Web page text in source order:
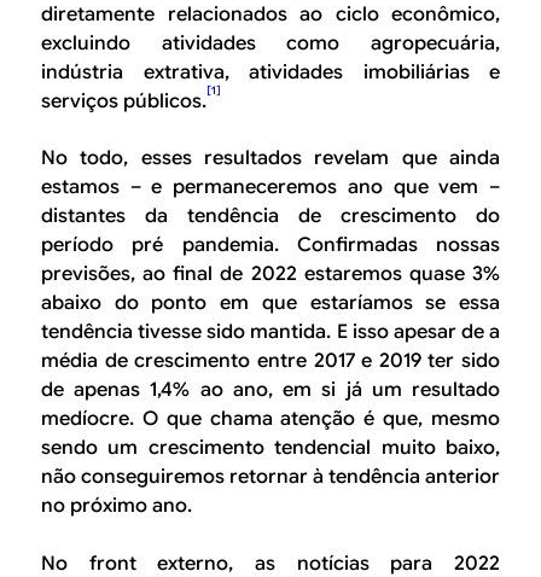
diretamente relacionados ao ciclo econômico,
excluindo atividades como agropecuária,
indústria extrativa, atividades imobiliárias e
serviços públicos.[1]
No todo, esses resultados revelam que ainda
estamos – e permaneceremos ano que vem –
distantes da tendência de crescimento do
período pré pandemia. Confirmadas nossas
previsões, ao final de 2022 estaremos quase 3%
abaixo do ponto em que estaríamos se essa
tendência tivesse sido mantida. E isso apesar de a
média de crescimento entre 2017 e 2019 ter sido
de apenas 1,4% ao ano, em si já um resultado
medíocre. O que chama atenção é que, mesmo
sendo um crescimento tendencial muito baixo,
não conseguiremos retornar à tendência anterior
no próximo ano.
No frontexterno, as notícias para 2022